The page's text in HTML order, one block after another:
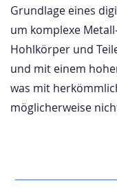
Grundlage eines
um komplexe
Hohlkörper und
und mit einem
was mit
möglicherweise